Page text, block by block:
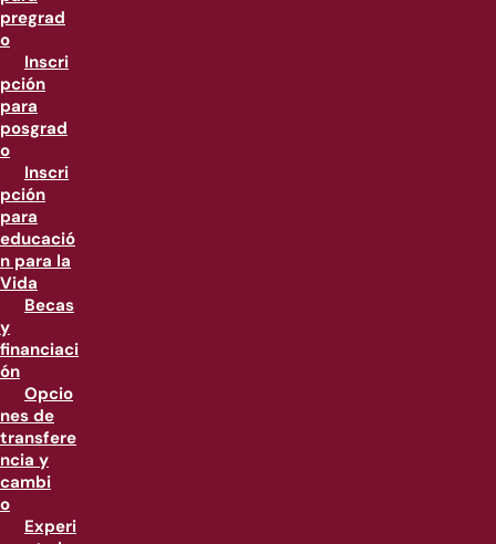
pregrad
o
Inscri
pción
para
posgrad
o
Inscri
pción
para
educació
n para la
Vida
Becas
y
financiaci
ón
Opcio
nes de
transfere
ncia y
cambi
o
Experi